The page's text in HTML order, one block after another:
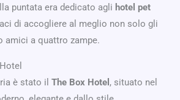
puntata era dedicato agli hotel pet
di accogliere al meglio non solo gli
amici a quattro zampe.
è stato il The Box Hotel , situato nel